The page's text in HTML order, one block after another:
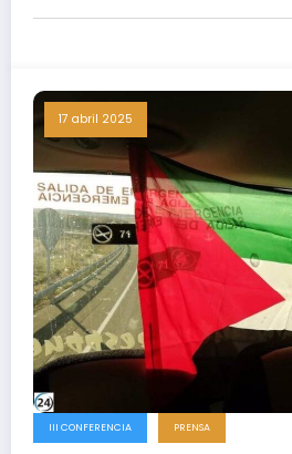
17 abril 2025
III CONFERENCIA PRENSA